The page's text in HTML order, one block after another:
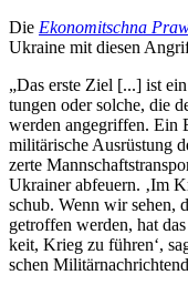
Die Eko­no­mit­schna
Ukraine mit diesen
„Das erste Ziel [...] ist
tun­gen oder solche, die
werden ange­grif­fen. Ein
mili­tä­ri­sche Aus­rüs­tung
zerte
Ukrai­ner abfeu­ern. ‚Im
schub. Wenn wir sehen,
getrof­fen werden, hat
keit, Krieg zu führen‘,
schen